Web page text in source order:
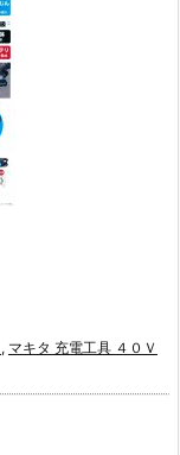
, マキタ 充電工具 ４０Ｖ